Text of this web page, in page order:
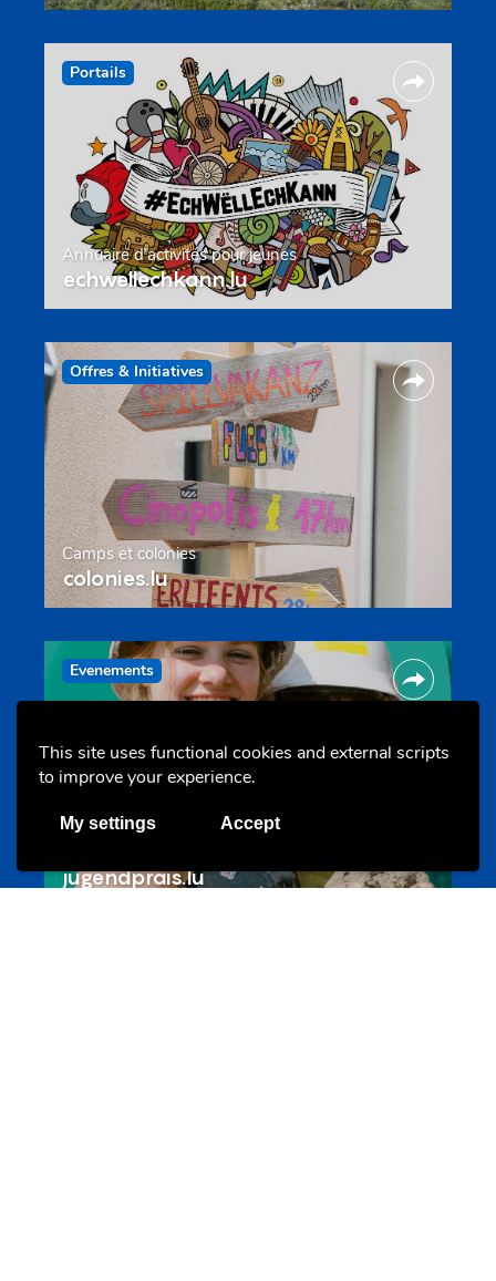
This site uses functional cookies and external scripts
to improve your experience.
My settings Accept
Portails
Annuaire d’activités pour jeunes
echwellechkann.lu
Offres & Initiatives
Camps et colonies
colonies.lu
Evenements
jugendprais.lu